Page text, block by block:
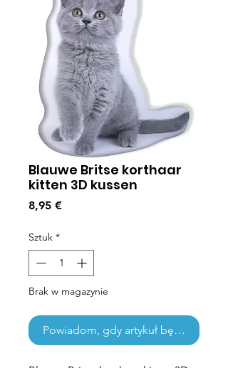
Blauwe Britse korthaar
kitten 3D kussen
8,95 €Cena
Sztuk *
Brak w magazynie
Powiadom, gdy artykuł będzie